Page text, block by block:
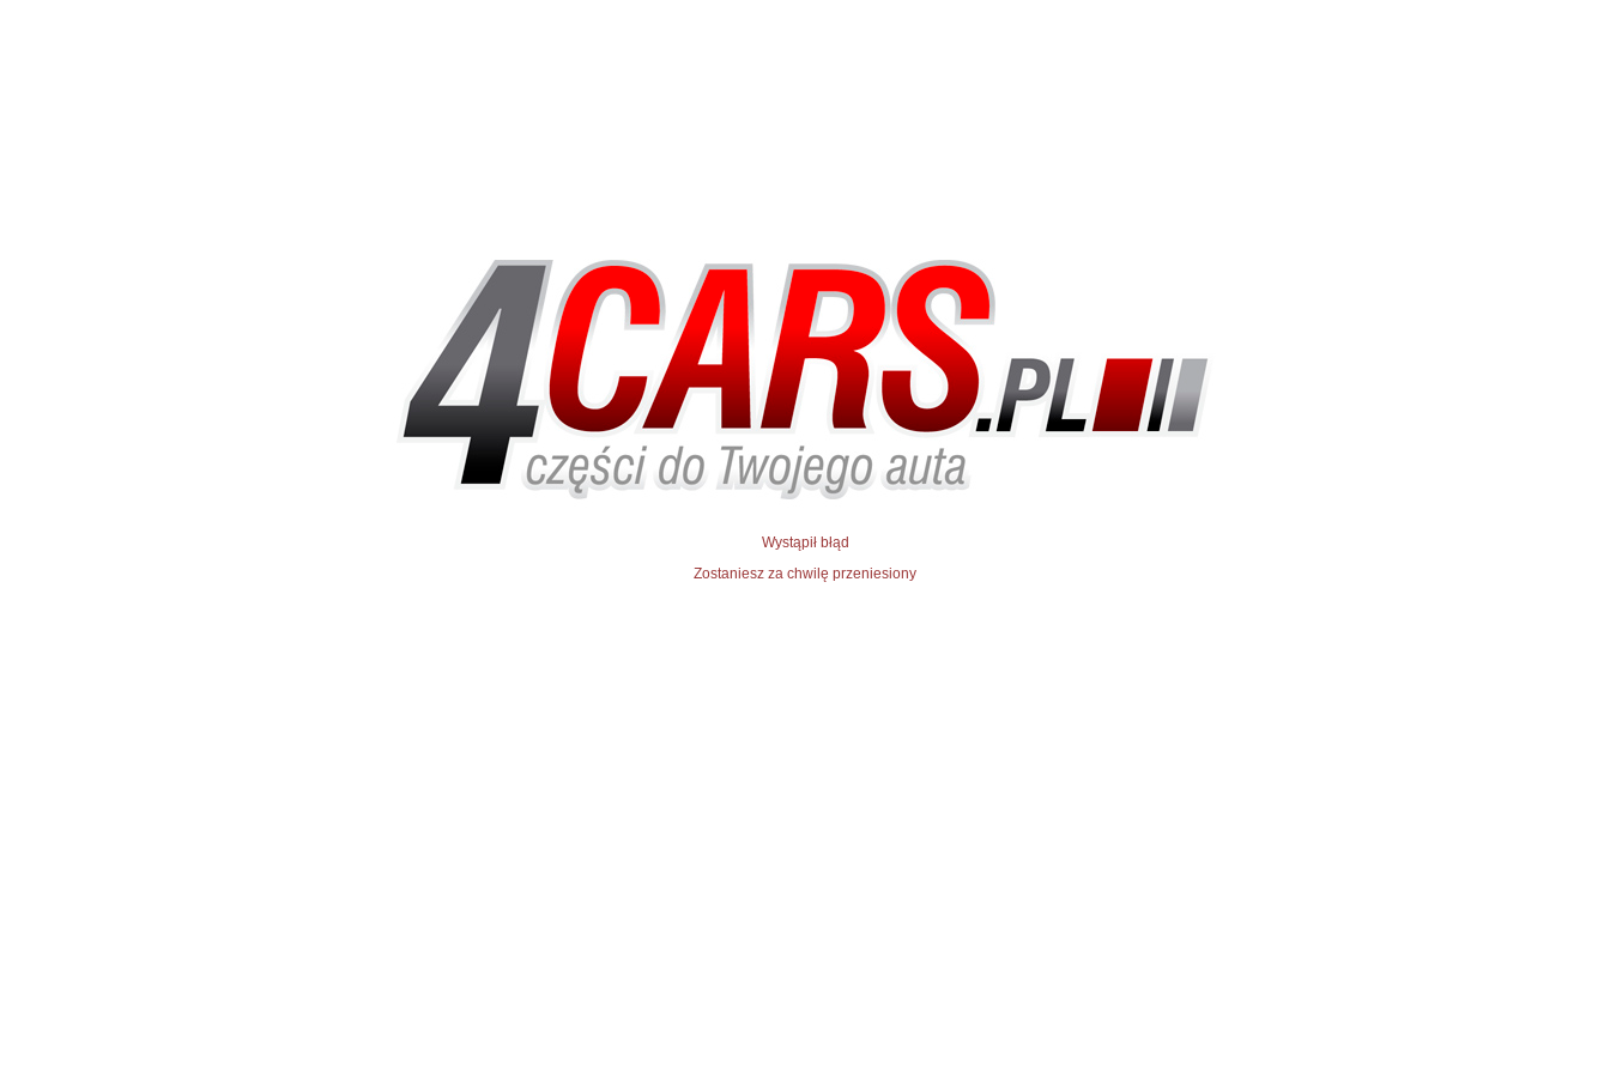
Wystąpił błąd
Zostaniesz za chwilę przeniesiony